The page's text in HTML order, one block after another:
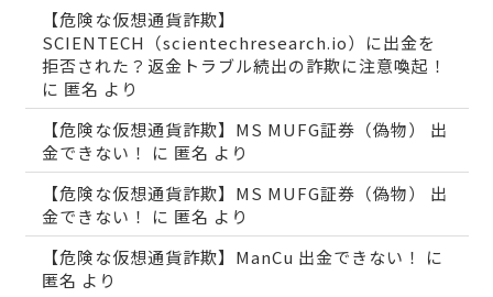
【危険な仮想通貨詐欺】
SCIENTECH（scientechresearch.io）に出金を
拒否された？返金トラブル続出の詐欺に注意喚起！
に 匿名 より
【危険な仮想通貨詐欺】MS MUFG証券（偽物） 出
金できない！
に 匿名 より
【危険な仮想通貨詐欺】MS MUFG証券（偽物） 出
金できない！
に 匿名 より
【危険な仮想通貨詐欺】ManCu 出金できない！
に
匿名 より